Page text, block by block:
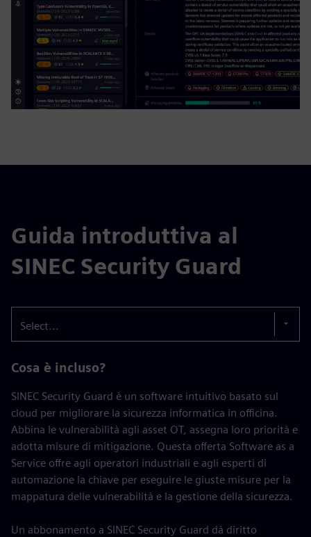
Guida introduttiva al
SINEC Security Guard
Select...
Cosa è incluso?
SINEC Security Guard è un software intuitivo basato sul
cloud per migliorare la sicurezza informatica in officina.
Abbina le vulnerabilità agli asset OT, assegna loro priorità e
adotta misure di mitigazione. Questa offerta Software as a
Service offre agli operatori industriali e agli esperti di
automazione la chiave per eseguire le giuste misure per la
mappatura delle vulnerabilità e la gestione della sicurezza.
Un abbonamento a SINEC Security Guard dà diritto